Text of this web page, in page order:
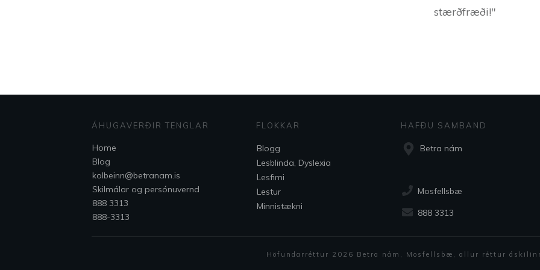
stærðfræði!"
ÁHUGAVERÐIR TENGLAR
Home
Blog
kolbeinn@betranam.is
Skilmálar og persónuvernd
888 3313
888-3313
FLOKKAR
Blogg
Lesblinda, Dyslexia
Lesfimi
Lestur
Minnistækni
HAFÐU SAMBAND
Betra nám
Mosfellsbæ
888 3313
Höfundarréttur 2026 Betra nám , Mosfellsbæ, allur réttur